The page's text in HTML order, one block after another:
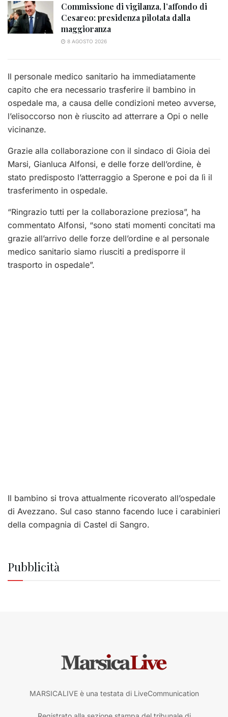
Commissione di vigilanza, l’affondo di
Cesareo: presidenza pilotata dalla
maggioranza
8 AGOSTO 2026
Il personale medico sanitario ha immediatamente
capito che era necessario trasferire il bambino in
ospedale ma, a causa delle condizioni meteo avverse,
l’elisoccorso non è riuscito ad atterrare a Opi o nelle
vicinanze.
Grazie alla collaborazione con il sindaco di Gioia dei
Marsi, Gianluca Alfonsi, e delle forze dell’ordine, è
stato predisposto l’atterraggio a Sperone e poi da lì il
trasferimento in ospedale.
“Ringrazio tutti per la collaborazione preziosa”, ha
commentato Alfonsi, “sono stati momenti concitati ma
grazie all’arrivo delle forze dell’ordine e al personale
medico sanitario siamo riusciti a predisporre il
trasporto in ospedale”.
Il bambino si trova attualmente ricoverato all’ospedale
di Avezzano. Sul caso stanno facendo luce i carabinieri
della compagnia di Castel di Sangro.
Pubblicità
MARSICALIVE è una testata di LiveCommunication